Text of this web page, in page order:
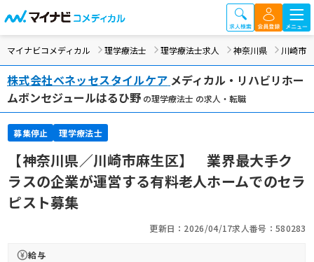
マイナビコメディカル 理学療法士 理学療法士求人 神奈川県 川崎市
株式会社ベネッセスタイルケア メディカル・リハビリホー
ムボンセジュールはるひ野 の理学療法士 の求人・転職
募集停止 理学療法士
【神奈川県／川崎市麻生区】 業界最大手ク
ラスの企業が運営する有料老人ホームでのセラ
ピスト募集
更新日：2026/04/17求人番号：580283
給与